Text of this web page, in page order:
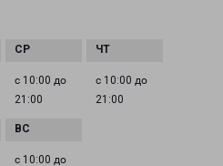
с 10:00 до
21:00
с 10:00 до
21:00
с 10:00 до